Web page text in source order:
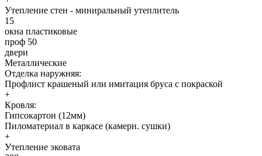
Утепление стен - миниральный утеплитель
15
окна пластиковые
проф 50
двери
Металлические
Отделка наружняя:
Профлист крашеный или имитация бруса с покраской
+
Кровля:
Гипсокартон (12мм)
Пиломатериал в каркасе (камерн. сушки)
+
Утепление эковата